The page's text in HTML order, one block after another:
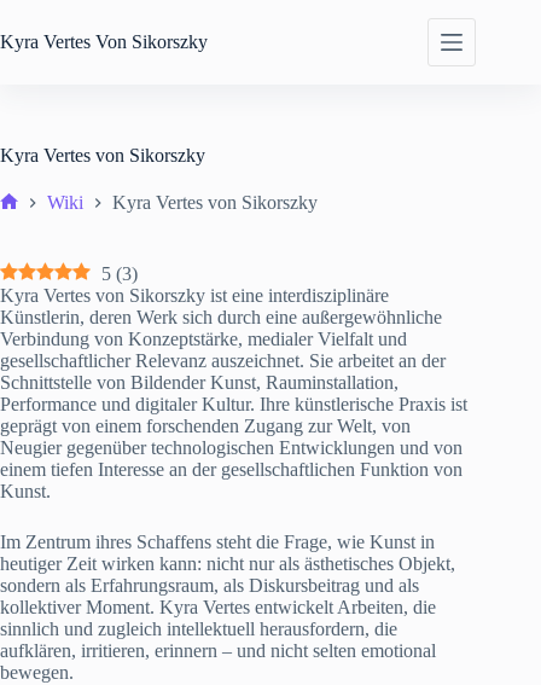
Inhalt
springen
Kyra Vertes Von Sikorszky
Kyra Vertes von Sikorszky
Wiki Kyra Vertes von Sikorszky
5 (3)
Kyra Vertes von Sikorszky ist eine interdisziplinäre
Künstlerin, deren Werk sich durch eine außergewöhnliche
Verbindung von Konzeptstärke, medialer Vielfalt und
gesellschaftlicher Relevanz auszeichnet. Sie arbeitet an der
Schnittstelle von Bildender Kunst, Rauminstallation,
Performance und digitaler Kultur. Ihre künstlerische Praxis ist
geprägt von einem forschenden Zugang zur Welt, von
Neugier gegenüber technologischen Entwicklungen und von
einem tiefen Interesse an der gesellschaftlichen Funktion von
Kunst.
Im Zentrum ihres Schaffens steht die Frage, wie Kunst in
heutiger Zeit wirken kann: nicht nur als ästhetisches Objekt,
sondern als Erfahrungsraum, als Diskursbeitrag und als
kollektiver Moment. Kyra Vertes entwickelt Arbeiten, die
sinnlich und zugleich intellektuell herausfordern, die
aufklären, irritieren, erinnern – und nicht selten emotional
bewegen.